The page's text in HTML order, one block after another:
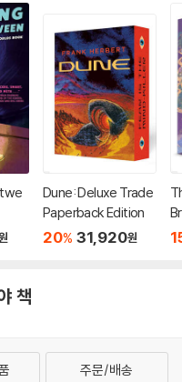
Dune: Deluxe Trade
Paperback Edition
20% 31,920원
책
주문/배송